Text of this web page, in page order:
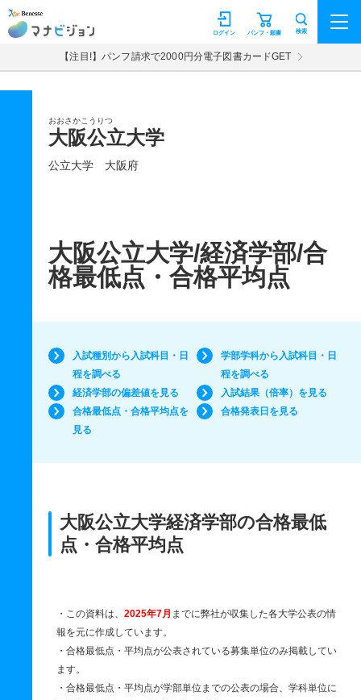
マナビジョン パンフ・願書
ログイン 検索
【注目!】パンフ請求で2000円分電子図書カードGET
おおさかこうりつ
大阪公立大学
公立大学 大阪府
大阪公立大学/経済学部/合
格最低点・合格平均点
入試種別から入試科目・日
程を調べる
学部学科から入試科目・日
程を調べる
経済学部の偏差値を見る
入試結果（倍率）を見る
合格最低点・合格平均点を
見る
合格発表日を見る
大阪公立大学経済学部の合格最低
点・合格平均点
・この資料は、 2025年7月 までに弊社が収集した各大学公表の情
報を元に作成しています。
・合格最低点・平均点が公表されている募集単位のみ掲載してい
ます。
・合格最低点・平均点が学部単位までの公表の場合、学科単位に